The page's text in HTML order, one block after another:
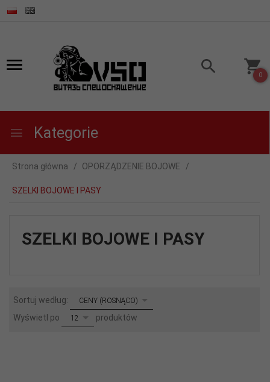
0
Kategorie
Strona główna OPORZĄDZENIE BOJOWE
SZELKI BOJOWE I PASY
SZELKI BOJOWE I PASY
Sortuj według: sortCENY (ROSNĄCO)
Wyświetl po pop12 produktów